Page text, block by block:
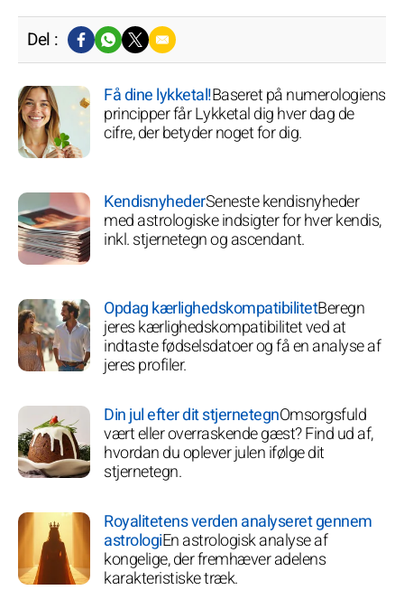
Del :
Få dine lykketal!Baseret på numerologiens
principper får Lykketal dig hver dag de
cifre, der betyder noget for dig.
KendisnyhederSeneste kendisnyheder
med astrologiske indsigter for hver kendis,
inkl. stjernetegn og ascendant.
Opdag kærlighedskompatibilitetBeregn
jeres kærlighedskompatibilitet ved at
indtaste fødselsdatoer og få en analyse af
jeres profiler.
Din jul efter dit stjernetegnOmsorgsfuld
vært eller overraskende gæst? Find ud af,
hvordan du oplever julen ifølge dit
stjernetegn.
Royalitetens verden analyseret gennem
astrologiEn astrologisk analyse af
kongelige, der fremhæver adelens
karakteristiske træk.